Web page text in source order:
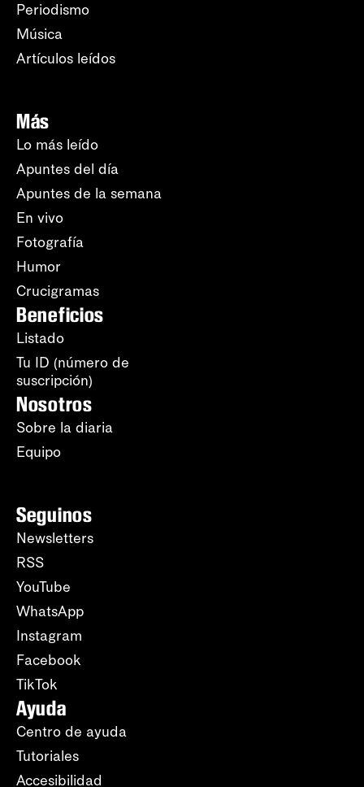
Periodismo
Música
Artículos leídos
Más
Lo más leído
Apuntes del día
Apuntes de la semana
En vivo
Fotografía
Humor
Crucigramas
Beneficios
Listado
Tu ID (número de
suscripción)
Nosotros
Sobre la diaria
Equipo
Seguinos
Newsletters
RSS
YouTube
WhatsApp
Instagram
Facebook
TikTok
Ayuda
Centro de ayuda
Tutoriales
Accesibilidad